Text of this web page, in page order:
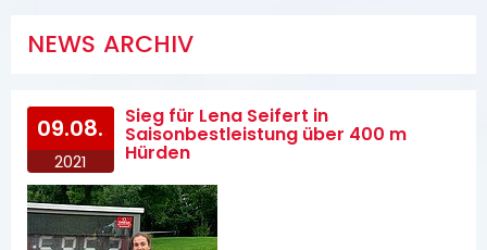
NEWS ARCHIV
09.08.
2021
Sieg für Lena Seifert in
Saisonbestleistung über 400 m
Hürden